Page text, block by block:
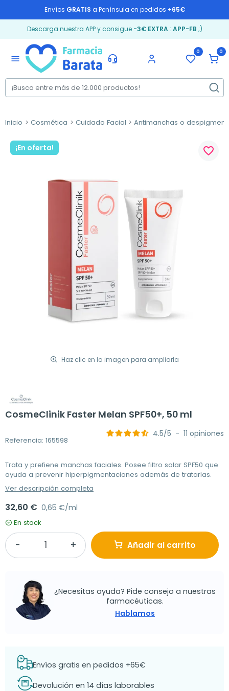
Envíos GRATIS a Península en pedidos +65€
Descarga nuestra APP y consigue -3€ EXTRA: APP-FB ;)
menu
0 0
Inicio Cosmética Cuidado Facial Antimanchas o
¡En oferta!
Haz clic en la imagen para ampliarla
favorite_border
CosmeClinik Faster Melan SPF50+, 50 ml
Referencia: 165598
4.5/5 - 11 opiniones
Trata y prefiene manchas faciales. Posee filtro solar SPF50 que
ayuda a prevenir hiperpigmentaciones además de tratarlas.
Ver descripción completa
32,60 € 0,65 €/ml
En stock
Añadir al carrito
¿Necesitas ayuda? Pide consejo a nuestras
farmacéuticas.
Hablamos
Envíos gratis en pedidos +65€
Devolución en 14 días laborables